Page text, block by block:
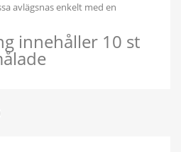
avlägsnas enkelt med en
innehåller 10 st